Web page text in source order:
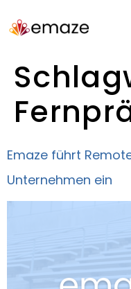
Emaze führt
Unternehmen ein